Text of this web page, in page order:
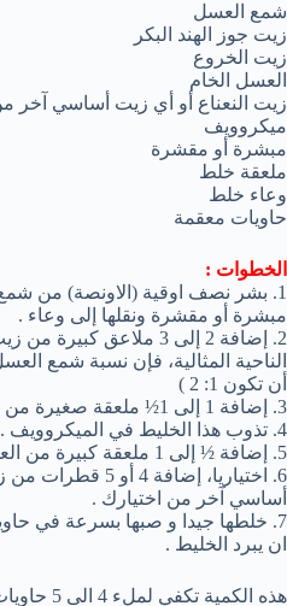
شمع العسل
زيت جوز الهند البكر
زيت الخروع
العسل الخام
زيت النعناع أو أي زيت أساسي آخر
ميكروويف
مبشرة أو مقشرة
ملعقة خلط
وعاء خلط
حاويات معقمة
الخطوات :
1. بشر نصف اوقية (الاونصة) من
مبشرة أو مقشرة ونقلها إلى وعاء .
2. إضافة 2 إلى 3 ملاعق
الناحية المثالية، فإن نسبة شمع
أن تكون 1: 2 )
3. إضافة 1 إلى 1½ ملعقة صغيرة من زيت الخروع .
4. تذوب هذا الخليط في الميكروويف .
5. إضافة ½ إلى 1 ملعقة كبيرة من العسل الخام .
6. اختياريا، إضافة
أساسي آخر من اختيارك .
7. خلطها جيدا و صبها بسرعة في
ان يبرد الخليط .
هذه